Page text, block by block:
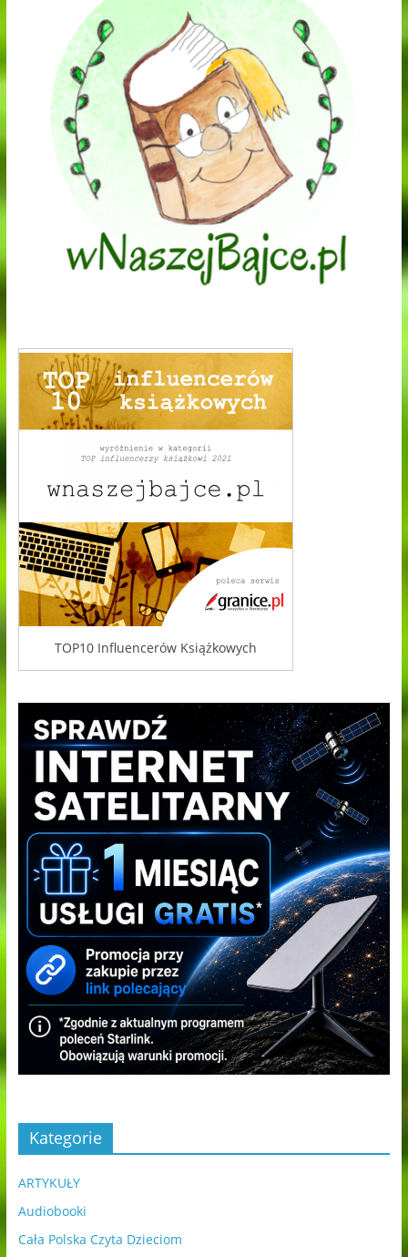
TOP10 Influencerów Książkowych
Kategorie
ARTYKUŁY
Audiobooki
Cała Polska Czyta Dzieciom